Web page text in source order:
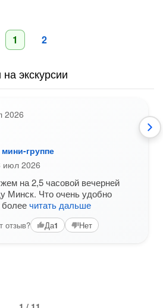
1 2
экскурсии
2026
группе
июл 2026
на 2,5 часовой вечерней
Минск. Что очень удобно
болеечитать дальше
отзыв? Да1 Нет